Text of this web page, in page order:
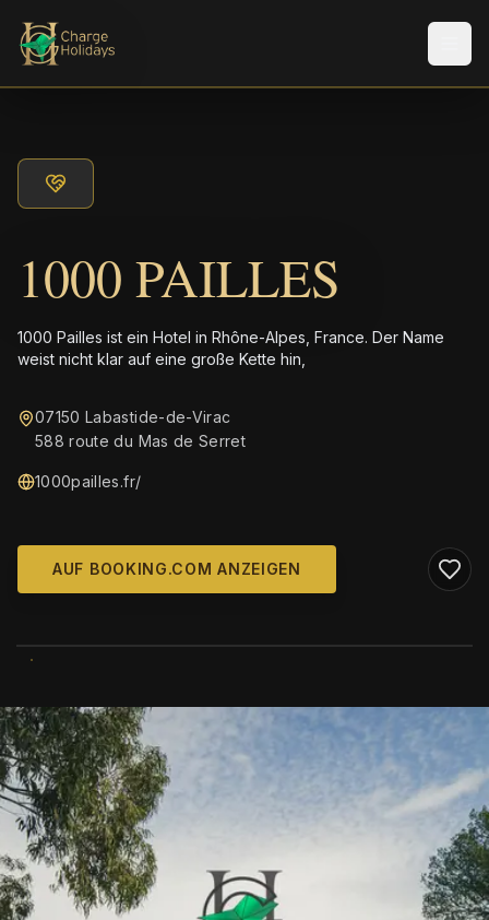
1000 PAILLES
1000 Pailles ist ein Hotel in Rhône-Alpes, France. Der Name
weist nicht klar auf eine große Kette hin,
07150 Labastide-de-Virac
588 route du Mas de Serret
1000pailles.fr/
AUF BOOKING.COM ANZEIGEN